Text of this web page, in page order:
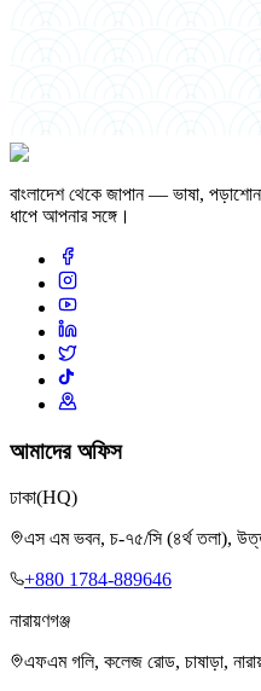
বাংলাদেশ থেকে জাপান — ভাষা,
ধাপে আপনার সঙ্গে।
আমাদের অফিস
ঢাকা(HQ)
এস এম ভবন, চ-৭৫/সি (৪র্থ তলা),
+880 1784-889646
নারায়ণগঞ্জ
এফএম গলি, কলেজ রোড, চাষাড়া,